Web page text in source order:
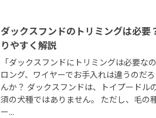
ダックスフンドのトリミングは必要
りやすく解説
「ダックスフンドにトリミングは必要な
ロング、ワイヤーでお手入れは違うのだ
んか？ ダックスフンドは、トイプードル
須の犬種ではありません。 ただし、毛の
ー...